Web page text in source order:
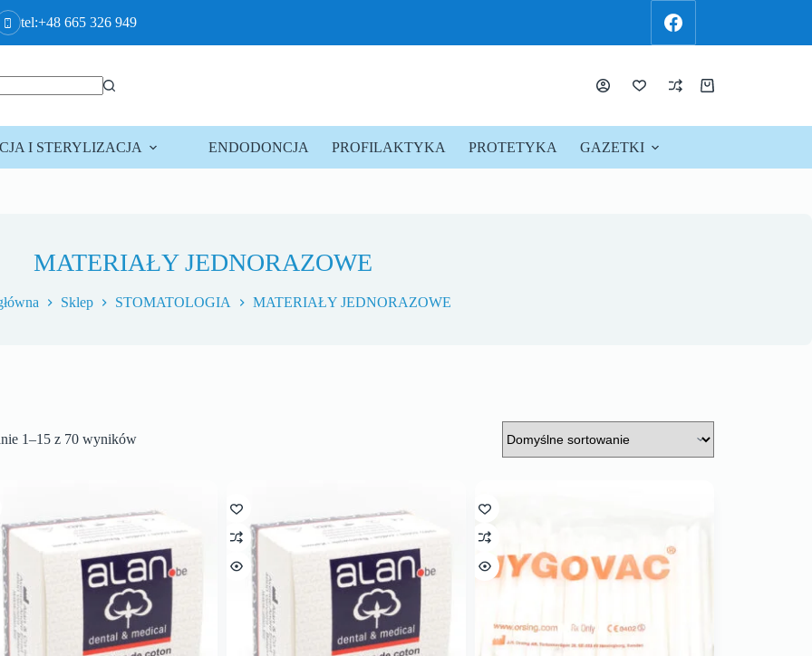
tel:+48 665 326 949
I STERYLIZACJA ENDODONCJA PROFILAKTYKA PROTETYKA GAZETKI
MATERIAŁY JEDNORAZOWE
Sklep STOMATOLOGIA MATERIAŁY JEDNORAZOWE
1–15 z 70 wyników